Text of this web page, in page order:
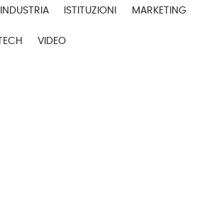
INDUSTRIA ISTITUZIONI MARKETING
VIDEO